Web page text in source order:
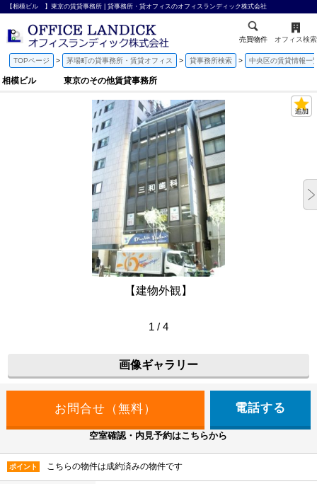
【相模ビル 】東京の賃貸事務所 | 貸事務所・貸オフィスのオフィスランディック株式会社
売買物件 オフィス検索
TOPページ 茅場町の貸事務所・賃貸オフィス 貸事務所検索 中央区の賃貸情報一
相模ビル 東京のその他賃貸事務所
【建物外観】
1 / 4
画像ギャラリー
電話する
空室確認・内見予約はこちらから
ポイント こちらの物件は成約済みの物件です